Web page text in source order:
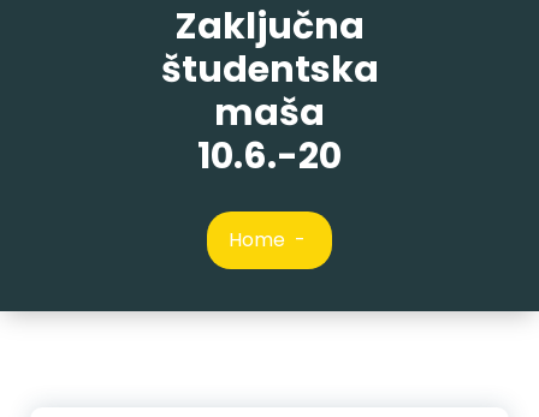
Zaključna
študentska
maša
10.6.-20
Home -